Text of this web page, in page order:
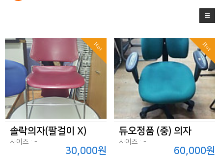
Hot
솔락의자(팔걸이 X)
사이즈 : -
30,000원
Hot
듀오정품 (중) 의자
사이즈 : -
60,000원